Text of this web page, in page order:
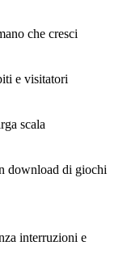
che cresci
e visitatori
scala
download di giochi
interruzioni e